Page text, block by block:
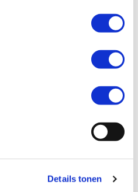
Details tonen
MotoPort Goes